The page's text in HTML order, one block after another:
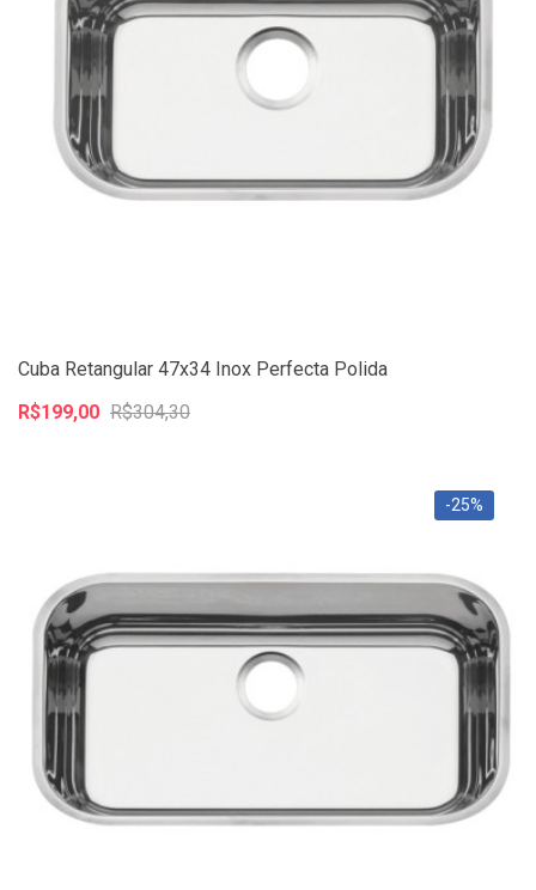
Cuba Retangular 47x34 Inox Perfecta Polida
R$199,00 R$304,30
-25%